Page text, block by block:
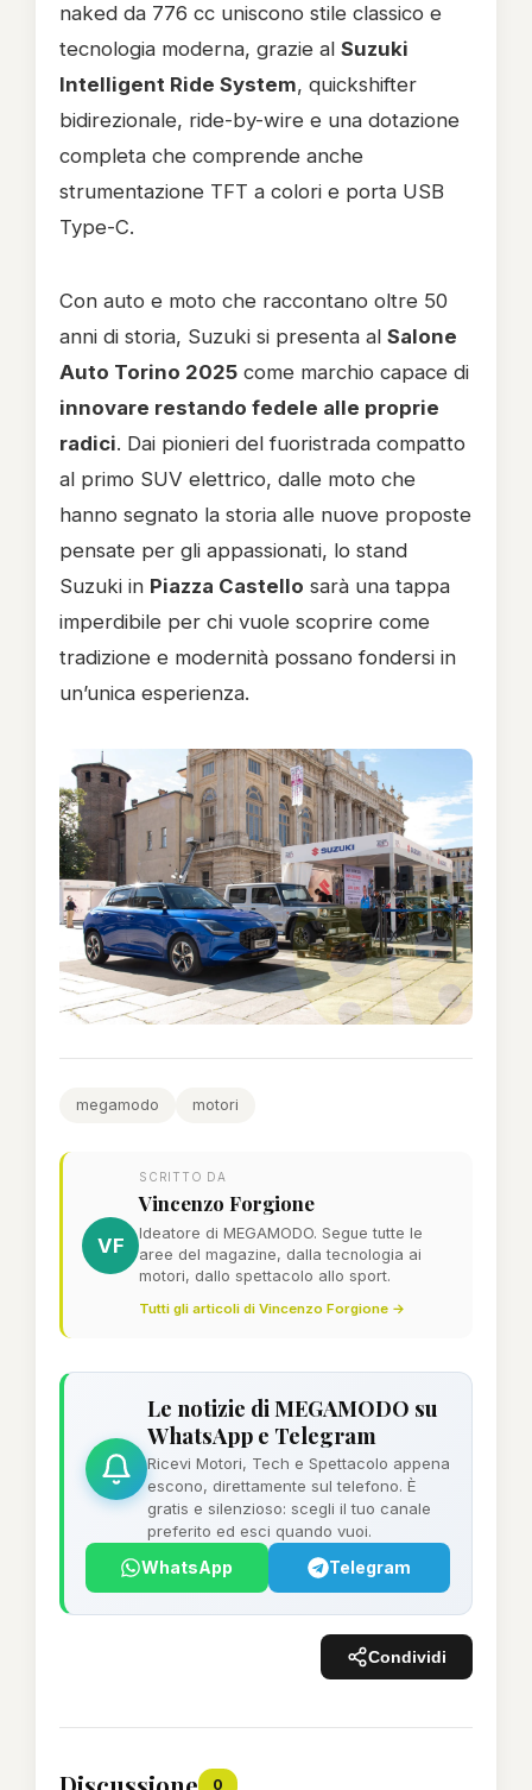
naked da 776 cc uniscono stile classico e
tecnologia moderna, grazie al Suzuki
Intelligent Ride System, quickshifter
bidirezionale, ride-by-wire e una dotazione
completa che comprende anche
strumentazione TFT a colori e porta USB
Type-C.
Con auto e moto che raccontano oltre 50
anni di storia, Suzuki si presenta al Salone
Auto Torino 2025 come marchio capace di
innovare restando fedele alle proprie
radici. Dai pionieri del fuoristrada compatto
al primo SUV elettrico, dalle moto che
hanno segnato la storia alle nuove proposte
pensate per gli appassionati, lo stand
Suzuki in Piazza Castello sarà una tappa
imperdibile per chi vuole scoprire come
tradizione e modernità possano fondersi in
un’unica esperienza.
megamodo motori
VF
SCRITTO DA
Vincenzo Forgione
Ideatore di MEGAMODO. Segue tutte le
aree del magazine, dalla tecnologia ai
motori, dallo spettacolo allo sport.
Tutti gli articoli di Vincenzo Forgione →
Le notizie di MEGAMODO su
WhatsApp e Telegram
Ricevi Motori, Tech e Spettacolo appena
escono, direttamente sul telefono. È
gratis e silenzioso: scegli il tuo canale
preferito ed esci quando vuoi.
WhatsApp Telegram
Condividi
0